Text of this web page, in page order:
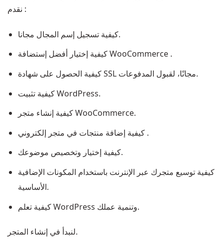
نقدم :
كيفية تسجيل إسم المجال مجانا.
كيفية إختيار أفضل إستضافة WooCommerce .
كيفية الحصول على شهادة SSL مجانًا، لقبول المدفوعات.
كيفية تثبيت WordPress.
كيفية إنشاء متجر WooCommerce.
كيفية إضافة منتجات في متجر إلكتروني .
كيفية إختيار وتخصيص موضوعك.
كيفية توسيع متجرك عبر الإنترنت باستخدام المكونات الإضافية
الأساسية.
كيفية تعلم WordPress وتنمية عملك.
لنبدأ في إنشاء المتجر.